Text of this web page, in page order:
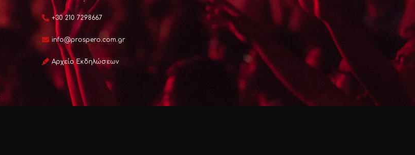
+30 210 7298667
info@prospero.com.gr
Αρχείο Εκδηλώσεων